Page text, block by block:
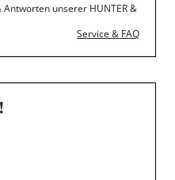
unserer HUNTER &
Service & FAQ